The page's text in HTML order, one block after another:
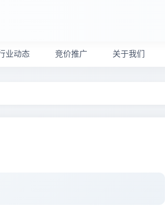
业动态 竞价推广 关于我们